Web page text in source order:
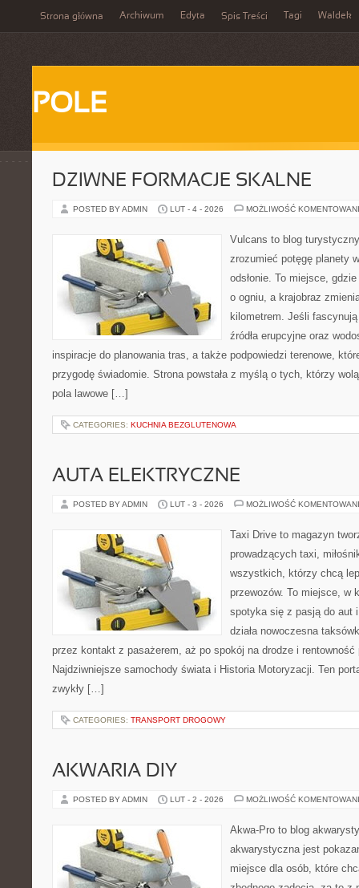
Strona główna Archiwum Edyta Spis Treści Tagi Waldek
POLE
DZIWNE FORMACJE SKALNE
POSTED BY ADMIN LUT - 4 - 2026 MOŻLIWOŚĆ
Vulcans to blog
zrozumieć potęgę planety
odsłonie. To miejsce,
o ogniu, a krajobraz
kilometrem. Jeśli
źródła erupcyjne oraz
inspiracje do planowania tras, a także podpowiedzi terenowe,
przygodę świadomie. Strona powstała z myślą o tych, którzy
pola lawowe […]
CATEGORIES: KUCHNIA BEZGLUTENOWA
AUTA ELEKTRYCZNE
POSTED BY ADMIN LUT - 3 - 2026 MOŻLIWOŚĆ
Taxi Drive to magazyn
prowadzących taxi,
wszystkich, którzy chcą
przewozów. To miejsce, w
spotyka się z pasją do aut
działa nowoczesna
przez kontakt z pasażerem, aż po spokój na drodze i
Najdziwniejsze samochody świata i Historia Motoryzacji. Ten
zwykły […]
CATEGORIES: TRANSPORT DROGOWY
AKWARIA DIY
POSTED BY ADMIN LUT - 2 - 2026 MOŻLIWOŚĆ
Akwa-Pro to blog
akwarystyczna jest
miejsce dla osób, które